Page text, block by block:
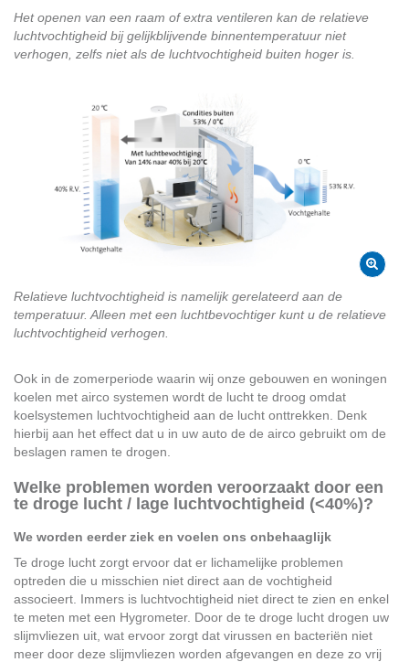
Het openen van een raam of extra ventileren kan de relatieve
luchtvochtigheid bij gelijkblijvende binnentemperatuur niet
verhogen, zelfs niet als de luchtvochtigheid buiten hoger is.
Relatieve luchtvochtigheid is namelijk gerelateerd aan de
temperatuur. Alleen met een luchtbevochtiger kunt u de relatieve
luchtvochtigheid verhogen.
Ook in de zomerperiode waarin wij onze gebouwen en woningen
koelen met airco systemen wordt de lucht te droog omdat
koelsystemen luchtvochtigheid aan de lucht onttrekken. Denk
hierbij aan het effect dat u in uw auto de de airco gebruikt om de
beslagen ramen te drogen.
Welke problemen worden veroorzaakt door een
te droge lucht / lage luchtvochtigheid (<40%)?
We worden eerder ziek en voelen ons onbehaaglijk
Te droge lucht zorgt ervoor dat er lichamelijke problemen
optreden die u misschien niet direct aan de vochtigheid
associeert. Immers is luchtvochtigheid niet direct te zien en enkel
te meten met een Hygrometer. Door de te droge lucht drogen uw
slijmvliezen uit, wat ervoor zorgt dat virussen en bacteriën niet
meer door deze slijmvliezen worden afgevangen en deze zo vrij